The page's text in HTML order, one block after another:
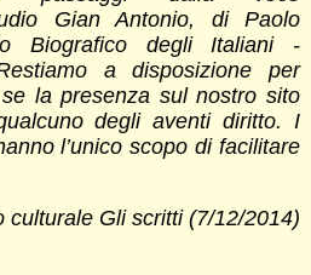
Gian Antonio, di Paolo
Biografico degli Italiani -
a disposizione per
se la presenza sul nostro sito
degli aventi diritto. I
l’unico scopo di facilitare
culturale Gli scritti (7/12/2014)